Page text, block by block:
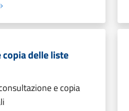
delle liste
e copia